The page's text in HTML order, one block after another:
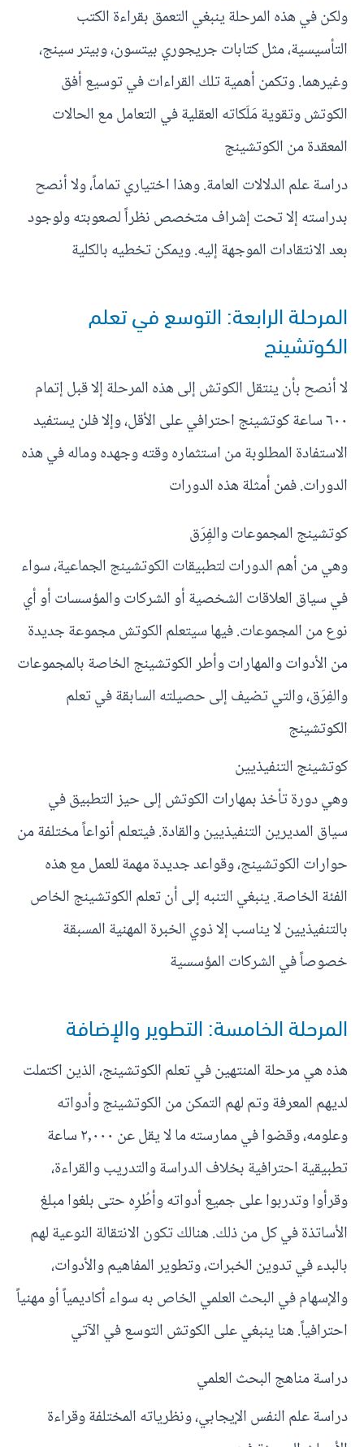
ولكن في هذه المرحلة ينبغي التعمق بقراءة الكتب
التأسيسية، مثل كتابات جريجوري بيتسون، وبيتر سينج،
وغيرهما. وتكمن أهمية تلك القراءات في توسيع أفق
الكوتش وتقوية مَلَكاته العقلية في التعامل مع الحالات
المعقدة من الكوتشينج
دراسة علم الدلالات العامة. وهذا اختياري تماماً، ولا أنصح
بدراسته إلا تحت إشراف متخصص نظراً لصعوبته ولوجود
بعد الانتقادات الموجهة إليه. ويمكن تخطيه بالكلية
المرحلة الرابعة: التوسع في تعلم
الكوتشينج
لا أنصح بأن ينتقل الكوتش إلى هذه المرحلة إلا قبل إتمام
٦٠٠ ساعة كوتشينج احترافي على الأقل، وإلا فلن يستفيد
الاستفادة المطلوبة من استثماره وقته وجهده وماله في هذه
الدورات. فمن أمثلة هذه الدورات
كوتشينج المجموعات والفِِرَق
وهي من أهم الدورات لتطبيقات الكوتشينج الجماعية، سواء
في سياق العلاقات الشخصية أو الشركات والمؤسسات أو أي
نوع من المجموعات. فيها سيتعلم الكوتش مجموعة جديدة
من الأدوات والمهارات وأطر الكوتشينج الخاصة بالمجموعات
والفِرَق، والتي تضيف إلى حصيلته السابقة في تعلم
الكوتشينج
كوتشينج التنفيذيين
وهي دورة تأخذ بمهارات الكوتش إلى حيز التطبيق في
سياق المديرين التنفيذيين والقادة. فيتعلم أنواعاً مختلفة من
حوارات الكوتشينج، وقواعد جديدة مهمة للعمل مع هذه
الفئة الخاصة. ينبغي التنبه إلى أن تعلم الكوتشينج الخاص
بالتنفيذيين لا يناسب إلا ذوي الخبرة المهنية المسبقة
خصوصاً في الشركات المؤسسية
المرحلة الخامسة: التطوير والإضافة
هذه هي مرحلة المنتهين في تعلم الكوتشينج، الذين اكتملت
لديهم المعرفة وتم لهم التمكن من الكوتشينج وأدواته
وعلومه، وقضوا في ممارسته ما لا يقل عن ٢,٠٠٠ ساعة
تطبيقية احترافية بخلاف الدراسة والتدريب والقراءة،
وقرأوا وتدربوا على جميع أدواته وأطُرِه حتى بلغوا مبلغ
الأساتذة في كل من ذلك. هنالك تكون الانتقالة النوعية لهم
بالبدء في تدوين الخبرات، وتطوير المفاهيم والأدوات،
والإسهام في البحث العلمي الخاص به سواء أكاديمياً أو مهنياً
احترافياً. هنا ينبغي على الكوتش التوسع في الآتي
دراسة مناهج البحث العلمي
دراسة علم النفس الإيجابي، ونظرياته المختلفة وقراءة